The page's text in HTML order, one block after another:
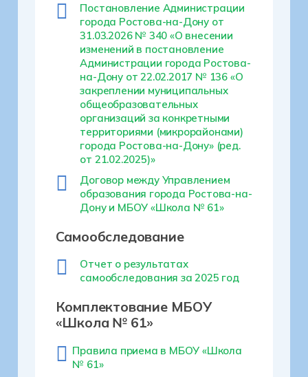
Постановление Администрации
города Ростова-на-Дону от
31.03.2026 № 340 «О внесении
изменений в постановление
Администрации города Ростова-
на-Дону от 22.02.2017 № 136 «О
закреплении муниципальных
общеобразовательных
организаций за конкретными
территориями (микрорайонами)
города Ростова-на-Дону» (ред.
от 21.02.2025)»
Договор между Управлением
образования города Ростова-на-
Дону и МБОУ «Школа № 61»
Самообследование
Отчет о результатах
самообследования за 2025 год
Комплектование МБОУ
«Школа № 61»
Правила приема в МБОУ «Школа
№ 61»